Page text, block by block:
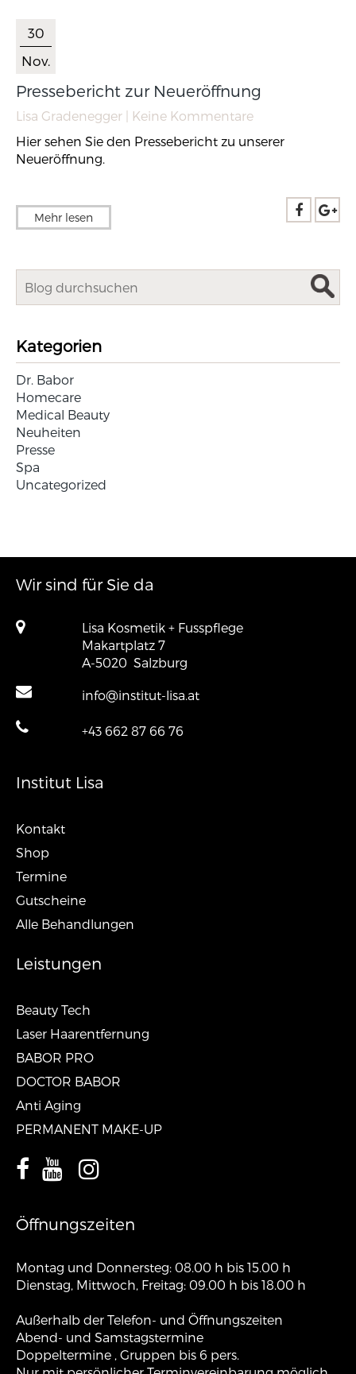
30
Nov.
Pressebericht zur Neueröffnung
Lisa Gradenegger | Keine Kommentare
Hier sehen Sie den Pressebericht zu unserer
Neueröffnung.
Mehr lesen
Kategorien
Dr. Babor
Homecare
Medical Beauty
Neuheiten
Presse
Spa
Uncategorized
Wir sind für Sie da
Lisa Kosmetik + Fusspflege
Makartplatz 7
A-5020 Salzburg
info@institut-lisa.at
+43 662 87 66 76
Institut Lisa
Kontakt
Shop
Termine
Gutscheine
Alle Behandlungen
Leistungen
Beauty Tech
Laser Haarentfernung
BABOR PRO
DOCTOR BABOR
Anti Aging
PERMANENT MAKE-UP
Öffnungszeiten
Montag und Donnersteg: 08.00 h bis 15.00 h
Dienstag, Mittwoch, Freitag: 09.00 h bis 18.00 h
Außerhalb der Telefon- und Öffnungszeiten
Abend- und Samstagstermine
Doppeltermine , Gruppen bis 6 pers.